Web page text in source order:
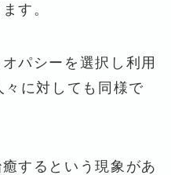
す。
パシーを選択し利用
々に対しても同様で
するという現象があ